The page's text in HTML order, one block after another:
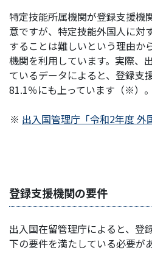
特定技能所属機関が登録支援機
意ですが、特定技能外国人に対
することは難しいという理由か
機関を利用しています。実際、
ているデータによると、登録支
81.1％にも上っています（※）。
※ 出入国管理庁「令和2年度 外
登録支援機関の要件
出入国在留管理庁によると、登
下の要件を満たしている必要が